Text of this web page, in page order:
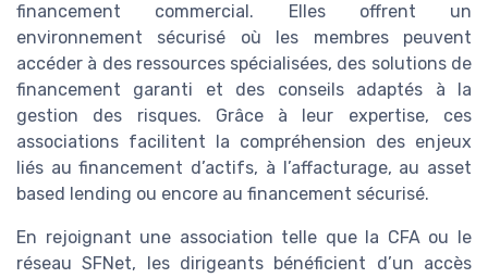
financement commercial. Elles offrent un
environnement sécurisé où les membres peuvent
accéder à des ressources spécialisées, des solutions de
financement garanti et des conseils adaptés à la
gestion des risques. Grâce à leur expertise, ces
associations facilitent la compréhension des enjeux
liés au financement d’actifs, à l’affacturage, au asset
based lending ou encore au financement sécurisé.
En rejoignant une association telle que la CFA ou le
réseau SFNet, les dirigeants bénéficient d’un accès